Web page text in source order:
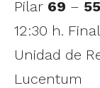
Pilar 69 – 55
12:30 h.
Unidad de
Lucentum